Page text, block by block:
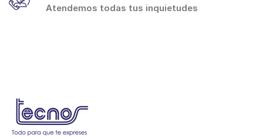
Atendemos todas tus inquietudes